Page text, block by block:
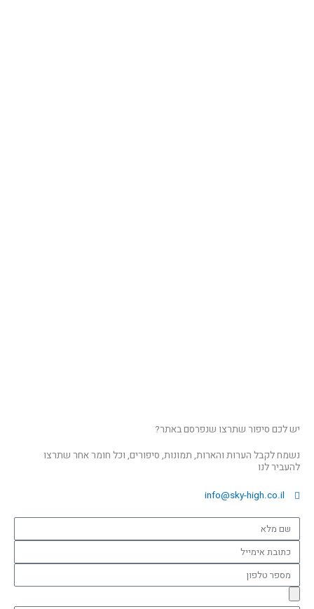
יש לכם סיפור שתרצו שנפרסם באתר?
נשמח לקבל הערות והארות, תמונות, סיפורים, וכל חומר אחר שתרצו
להעביר לנו
info@sky-high.co.il
שם
מלא
כתובת
אימייל
מספר
טלפון